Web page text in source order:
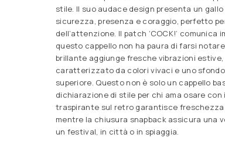
stile. Il suo audace design presenta un
sicurezza, presenza e coraggio, perfetto
dell’attenzione. Il patch ‘COCK!’
questo cappello non ha paura di farsi
brillante aggiunge fresche vibrazioni
caratterizzato da colori vivaci e uno
superiore. Questo non è solo un cappello
dichiarazione di stile per chi ama osare con
traspirante sul retro garantisce
mentre la chiusura snapback assicura una
un festival, in città o in spiaggia.